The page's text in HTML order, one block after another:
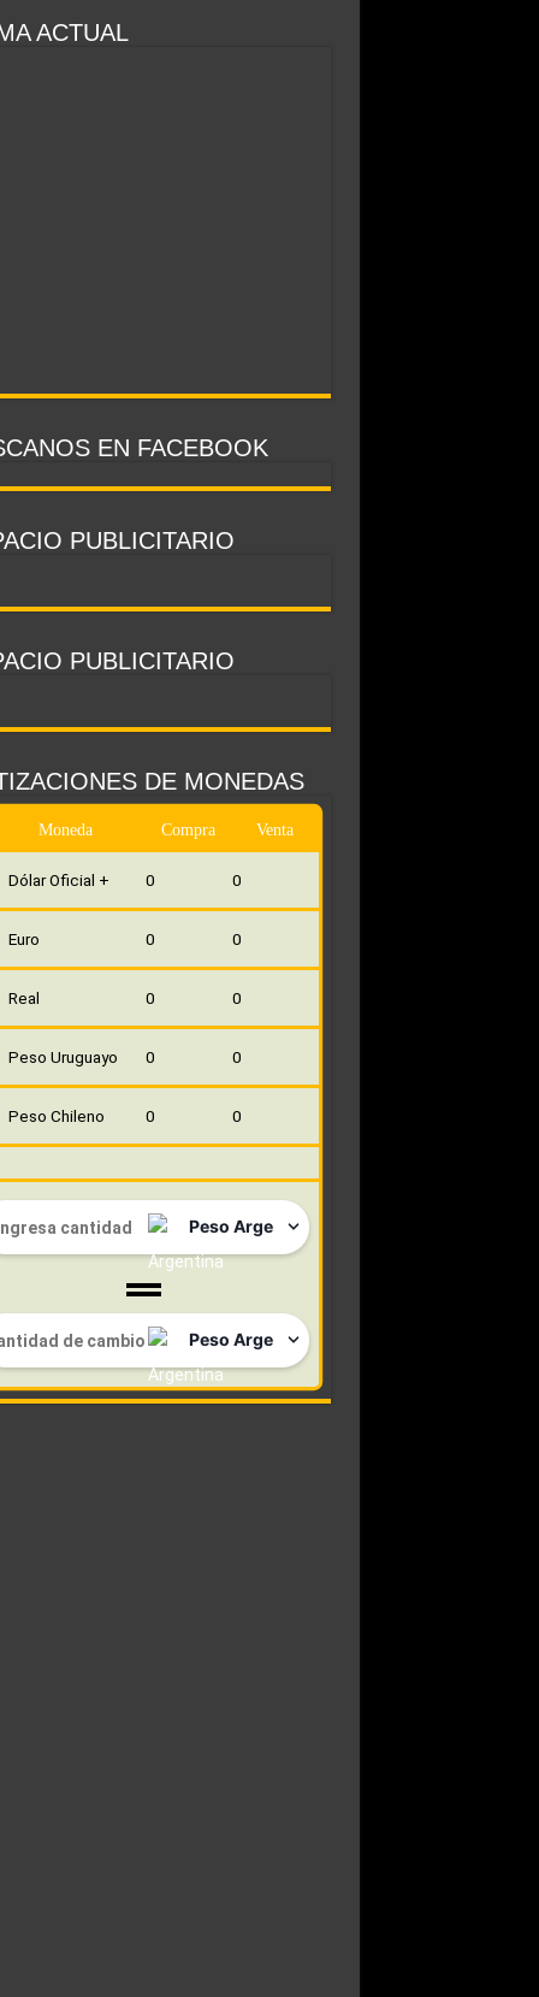
ACTUAL
EN FACEBOOK
PUBLICITARIO
PUBLICITARIO
DE MONEDAS
Moneda Compra Venta
Dólar Oficial + 0 0
Euro 0 0
Real 0 0
Peso Uruguayo 0 0
Peso Chileno 0 0